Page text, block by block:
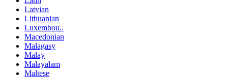
Latvian
Lithuanian
Luxembou..
Macedonian
Malagasy
Malay
Malayalam
Maltese